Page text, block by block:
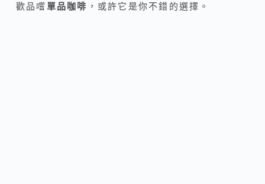
歡品嚐單品咖啡 ，或許它是你不錯的選擇。